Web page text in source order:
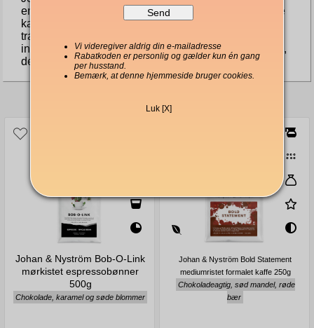
en kaffe; det er en fejring af kunsten at riste og blande
kaffebønner til perfektion. Ved at kombinere
traditionelle ristningsteknikker med moderne
innovation leverer Johan & Nyström en kaffeblanding,
der både er dybt tilfredsstillende og rig på historie.
Johan & Nyström Bob-O-Link
mørkistet espressobønner
500g
Chokolade, karamel og søde blommer
Johan & Nyström Bold Statement
mediumristet formalet kaffe 250g
Chokoladeagtig, sød mandel, røde
bær
Vi videregiver aldrig din e-mailadresse
Rabatkoden er personlig og gælder kun én gang
per husstand.
Bemærk, at denne hjemmeside bruger cookies.
Luk [X]